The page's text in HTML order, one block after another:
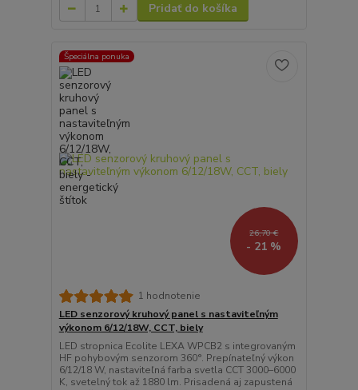
Pridať do košíka
Špeciálna ponuka
26,70 €
- 21 %
1 hodnotenie
LED senzorový kruhový panel s nastaviteľným
výkonom 6/12/18W, CCT, biely
LED stropnica Ecolite LEXA WPCB2 s integrovaným
HF pohybovým senzorom 360°. Prepínateľný výkon
6/12/18 W, nastaviteľná farba svetla CCT 3000–6000
K, svetelný tok až 1880 lm. Prisadená aj zapustená